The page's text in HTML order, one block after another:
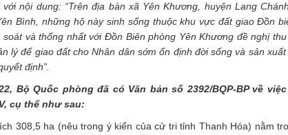
nội dung: “Trên địa bàn xã Yên Khương, huyện Lang
Bình, những hộ này sinh sống thuộc khu vực đất giao Đồn
soát và thống nhất với Đồn Biên phòng Yên Khương đề nghị
lý để giao đất cho Nhân dân sớm ổn định đời sống và sản
định”.
Bộ Quốc phòng đã có Văn bản số 2392/BQP-BP về
cụ thể như sau:
308,5 ha (nêu trong ý kiến của cử tri tỉnh Thanh Hóa) nằm